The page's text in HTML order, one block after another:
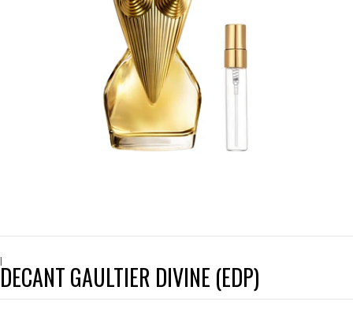
|
DECANT GAULTIER DIVINE (EDP)